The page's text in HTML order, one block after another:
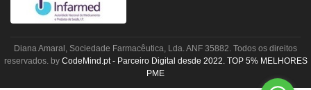
Diana Amaral, Sociedade Farmacêutica, Lda. ANF 35882. Todos os direitos
reservados. by CodeMind.pt - Parceiro Digital desde 2022. TOP 5% MELHORES
PME